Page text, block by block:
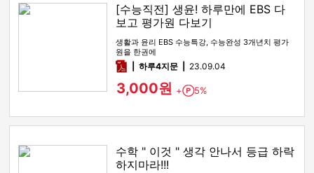
[수능직전] 생윤! 하루만에 EBS 다
보고 평가원 다보기
생활과 윤리 EBS 수능특강, 수능완성 3개년치 평가
원을 한권에
pdf하루4지문 23.09.04
3,000원 + Point
5%
수학 " 이것 " 생각 안나서 등급 하락
하지마라!!!